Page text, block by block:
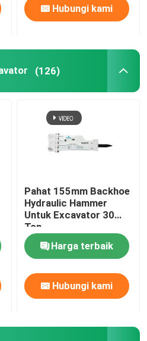
Hubungi kami
(126)
Pahat 155mm Backhoe
Hydraulic Hammer
Untuk Excavator 30
Ton
Harga terbaik
Hubungi kami